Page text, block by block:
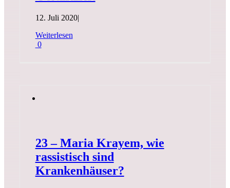
12. Juli 2020|
Weiterlesen
0
23 – Maria Krayem, wie
rassistisch sind
Krankenhäuser?